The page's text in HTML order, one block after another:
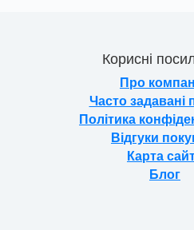
Корисні
Про
Часто задавані
Політика
Відгуки
Карта
Блог